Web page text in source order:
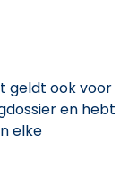
geldt ook voor
en hebt
elke